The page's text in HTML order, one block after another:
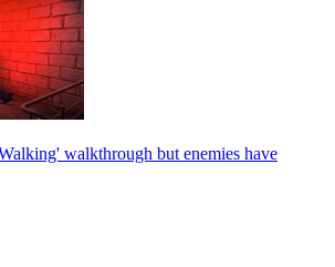
walkthrough but enemies have